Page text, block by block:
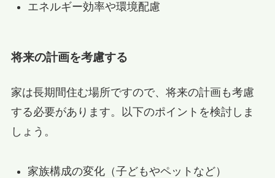
エネルギー効率や環境配慮
将来の計画を考慮する
家は長期間住む場所ですので、将来の計画も考慮
する必要があります。以下のポイントを検討しま
しょう。
家族構成の変化（子どもやペットなど）